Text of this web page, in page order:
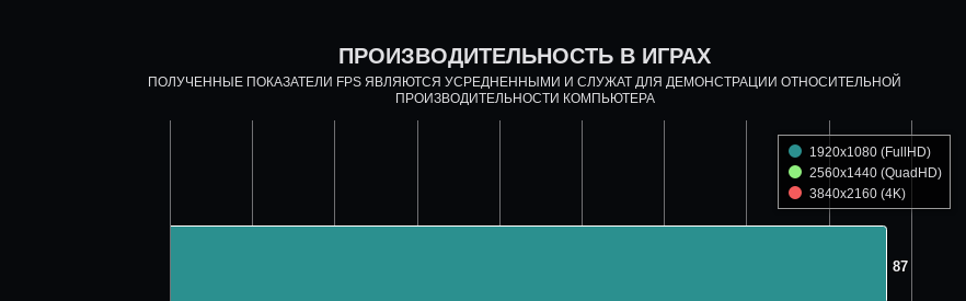
ПРОИЗВОДИТЕЛЬНОСТЬ В ИГРАХ
ПОЛУЧЕННЫЕ ПОКАЗАТЕЛИ FPS ЯВЛЯЮТСЯ УСРЕДНЕННЫМИ И СЛУЖАТ ДЛЯ ДЕМОНСТРАЦИИ ОТНОСИТЕЛЬНОЙ
ПРОИЗВОДИТЕЛЬНОСТИ КОМПЬЮТЕРА
87
87
1920x1080 (FullHD)
2560x1440 (QuadHD)
3840x2160 (4K)